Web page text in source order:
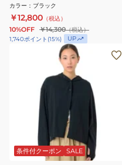
カラー ： ブラック
￥12,800 （税込）
10%OFF ￥14,300（税込）
1,740ポイント (15%) UP
条件付クーポン SALE